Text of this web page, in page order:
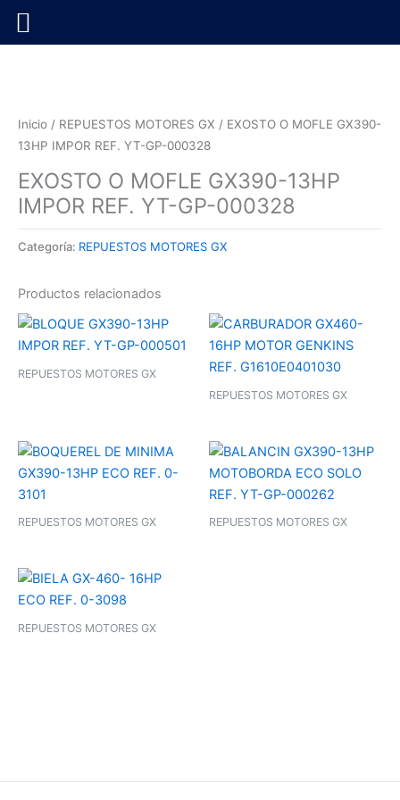
Inicio / REPUESTOS MOTORES GX / EXOSTO O MOFLE GX390-
13HP IMPOR REF. YT-GP-000328
EXOSTO O MOFLE GX390-13HP
IMPOR REF. YT-GP-000328
Categoría: REPUESTOS MOTORES GX
Productos relacionados
REPUESTOS MOTORES GX
REPUESTOS MOTORES GX
REPUESTOS MOTORES GX REPUESTOS MOTORES GX
REPUESTOS MOTORES GX